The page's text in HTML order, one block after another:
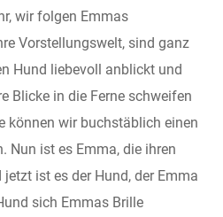
wir folgen Emmas
Vorstellungswelt, sind ganz
Hund liebevoll anblickt und
Blicke in die Ferne schweifen
können wir buchstäblich einen
Nun ist es Emma, die ihren
ist es der Hund, der Emma
sich Emmas Brille